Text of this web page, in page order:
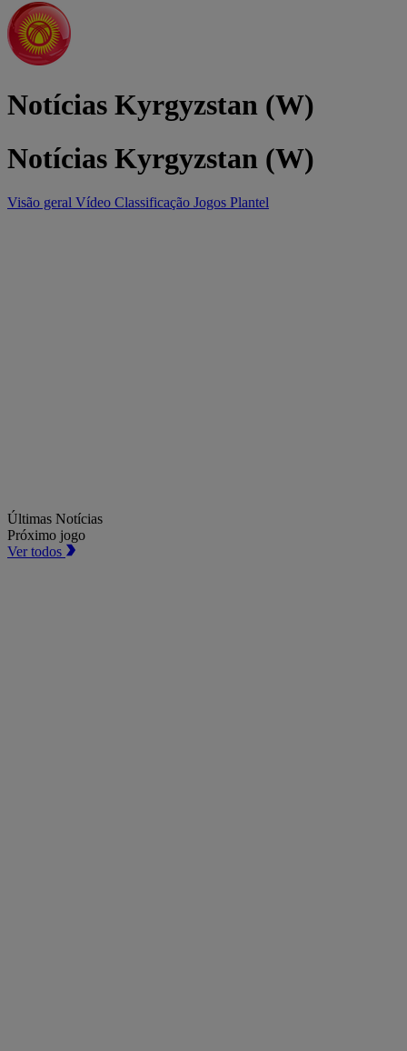
Notícias Kyrgyzstan (W)
Notícias Kyrgyzstan (W)
Visão geral Vídeo Classificação Jogos Plantel
Últimas Notícias
Próximo jogo
Ver todos